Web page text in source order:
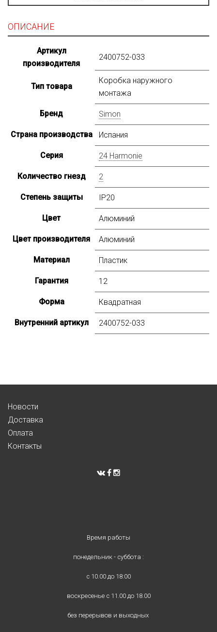
ОПИСАНИЕ
Артикул
производителя
2400752-033
Тип товара
Коробка наружного
монтажа
Бренд Simon
Страна производства Испания
Серия 24 Harmonie
Количество гнезд 2
Степень защиты IP20
Цвет Алюминий
Цвет производителя Алюминий
Материал Пластик
Гарантия 12
Форма Квадратная
Внутренний артикул 2400752-033
Новости
Доставка
Оплата
Контакты
Время работы
понедельник - суббота :
с 10.00 до 18:00
воскресенье с 11.00 до 18.00
без перерывов и выходных